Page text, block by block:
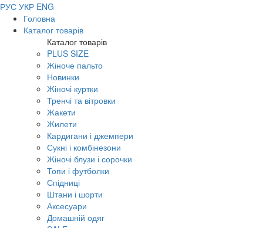
РУС УКР ENG
Головна
Каталог товарів
Каталог товарів
PLUS SIZE
Жіноче пальто
Новинки
Жіночі куртки
Тренчі та вітровки
Жакети
Жилети
Кардигани і джемпери
Сукні і комбінезони
Жіночі блузи і сорочки
Топи і футболки
Спідниці
Штани і шорти
Аксесуари
Домашній одяг